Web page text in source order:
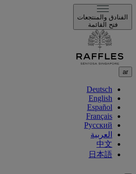
الفنادق والمنتجعات
فتح القائمة
ar
Deutsch
English
Español
Français
Русский
العربية
中文
日本語